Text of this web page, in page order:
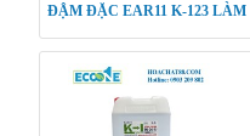
ĐẬM ĐẶC EAR11 K-123 LÀM
CÔNG NGHIỆP